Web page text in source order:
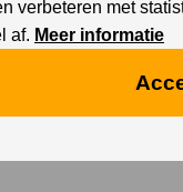
verbeteren met
af. Meer informatie